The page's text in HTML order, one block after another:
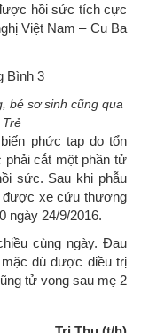
hồi sức tích cực
Việt Nam – Cu Ba
bé sơ sinh cũng qua
phức tạp do tổn
phải cắt một phần tử
sức. Sau khi phẫu
được xe cứu thương
ngày 24/9/2016.
cùng ngày. Đau
dù được điều trị
tử vong sau mẹ 2